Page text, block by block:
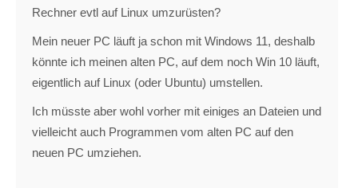
Rechner evtl auf Linux umzurüsten?
Mein neuer PC läuft ja schon mit Windows 11, deshalb
könnte ich meinen alten PC, auf dem noch Win 10 läuft,
eigentlich auf Linux (oder Ubuntu) umstellen.
Ich müsste aber wohl vorher mit einiges an Dateien und
vielleicht auch Programmen vom alten PC auf den
neuen PC umziehen.